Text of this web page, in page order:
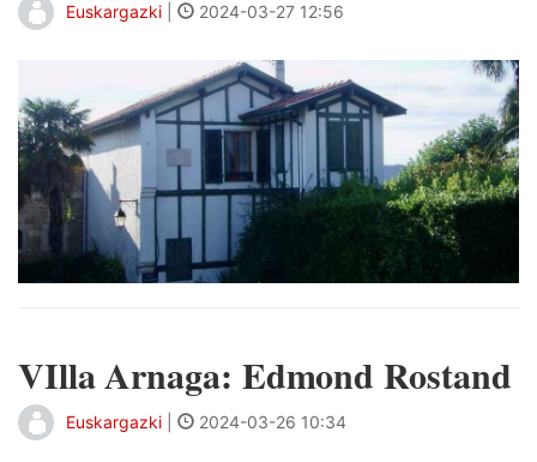
Euskargazki 2024-03-27 12:56
VIlla Arnaga: Edmond Rostand
Euskargazki 2024-03-26 10:34